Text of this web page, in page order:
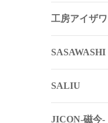
工房アイザワ
SASAWASHI
SALIU
JICON-磁今-